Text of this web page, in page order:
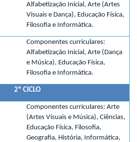
Alfabetização Inicial, Arte (Artes
Visuais e Dança), Educação Física,
Filosofia e Informática.
Componentes curriculares:
Alfabetização Inicial, Arte (Dança
e Música), Educação Física,
Filosofia e Informática.
2º CICLO
Componentes curriculares: Arte
(Artes Visuais e Música), Ciências,
Educação Física, Filosofia,
Geografia, História, Informática,